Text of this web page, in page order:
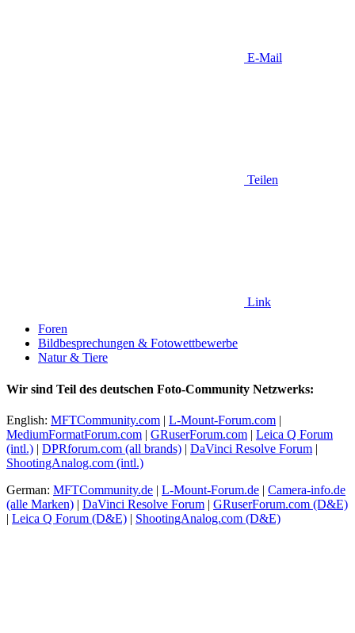
E-Mail
Teilen
Link
Foren
Bildbesprechungen & Fotowettbewerbe
Natur & Tiere
Wir sind Teil des deutschen Foto-Community Netzwerks:
English: MFTCommunity.com | L-Mount-Forum.com |
MediumFormatForum.com | GRuserForum.com | Leica Q Forum
(intl.) | DPRforum.com (all brands) | DaVinci Resolve Forum |
ShootingAnalog.com (intl.)
German: MFTCommunity.de | L-Mount-Forum.de | Camera-info.de
(alle Marken) | DaVinci Resolve Forum | GRuserForum.com (D&E)
| Leica Q Forum (D&E) | ShootingAnalog.com (D&E)